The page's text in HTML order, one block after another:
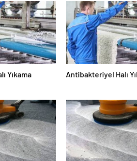
Yıkama Antibakteriyel Halı